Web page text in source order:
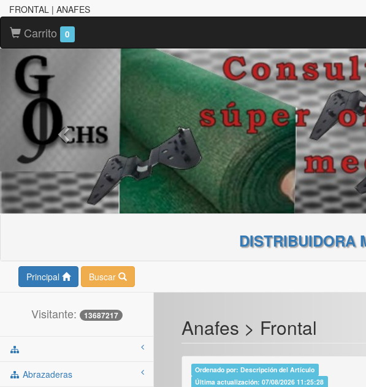
FRONTAL | ANAFES
Carrito 0
DISTRIBUIDORA
Principal Buscar
Visitante: 13687217
Abrazaderas
Anafes > Frontal
Ordenado por: Descripción del Artículo
Última actualización: 07/08/2026 11:25:28